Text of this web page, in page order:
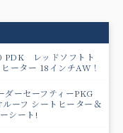
PDK レッドソフトト
ーター 18インチAW！
ーセーフティーPKG
ーフ シートヒーター＆
シート!